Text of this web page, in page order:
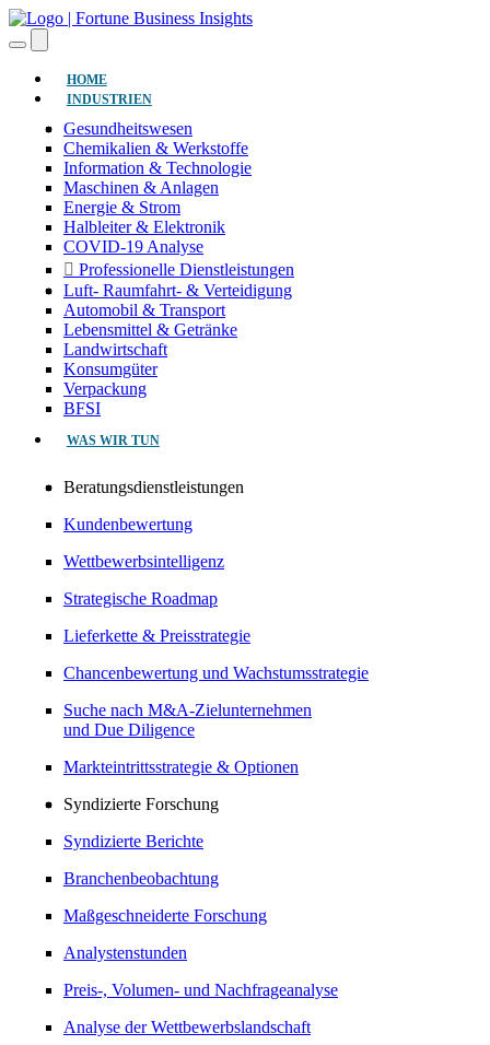
HOME(AKTUELL)
INDUSTRIEN
Gesundheitswesen
Chemikalien & Werkstoffe
Information & Technologie
Maschinen & Anlagen
Energie & Strom
Halbleiter & Elektronik
COVID-19 Analyse
Professionelle Dienstleistungen
Luft- Raumfahrt- & Verteidigung
Automobil & Transport
Lebensmittel & Getränke
Landwirtschaft
Konsumgüter
Verpackung
BFSI
WAS WIR TUN
Beratungsdienstleistungen
Kundenbewertung
Wettbewerbsintelligenz
Strategische Roadmap
Lieferkette & Preisstrategie
Chancenbewertung und Wachstumsstrategie
Suche nach M&A-Zielunternehmen
und Due Diligence
Markteintrittsstrategie & Optionen
Syndizierte Forschung
Syndizierte Berichte
Branchenbeobachtung
Maßgeschneiderte Forschung
Analystenstunden
Preis-, Volumen- und Nachfrageanalyse
Analyse der Wettbewerbslandschaft